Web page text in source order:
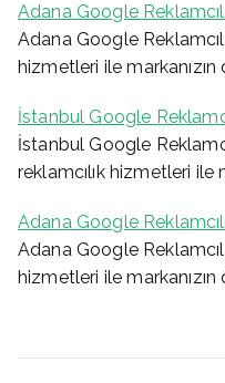
Adana Google
Adana Google
hizmetleri ile markanızın
İstanbul Google
İstanbul Google
reklamcılık hizmetleri ile
Adana Google
Adana Google
hizmetleri ile markanızın